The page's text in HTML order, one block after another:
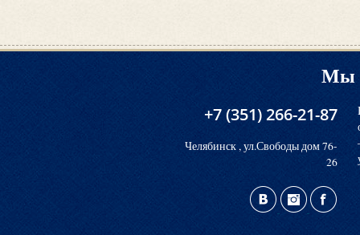
Мы
+7 (351) 266-21-87
Челябинск , ул.Свободы дом 76-
26